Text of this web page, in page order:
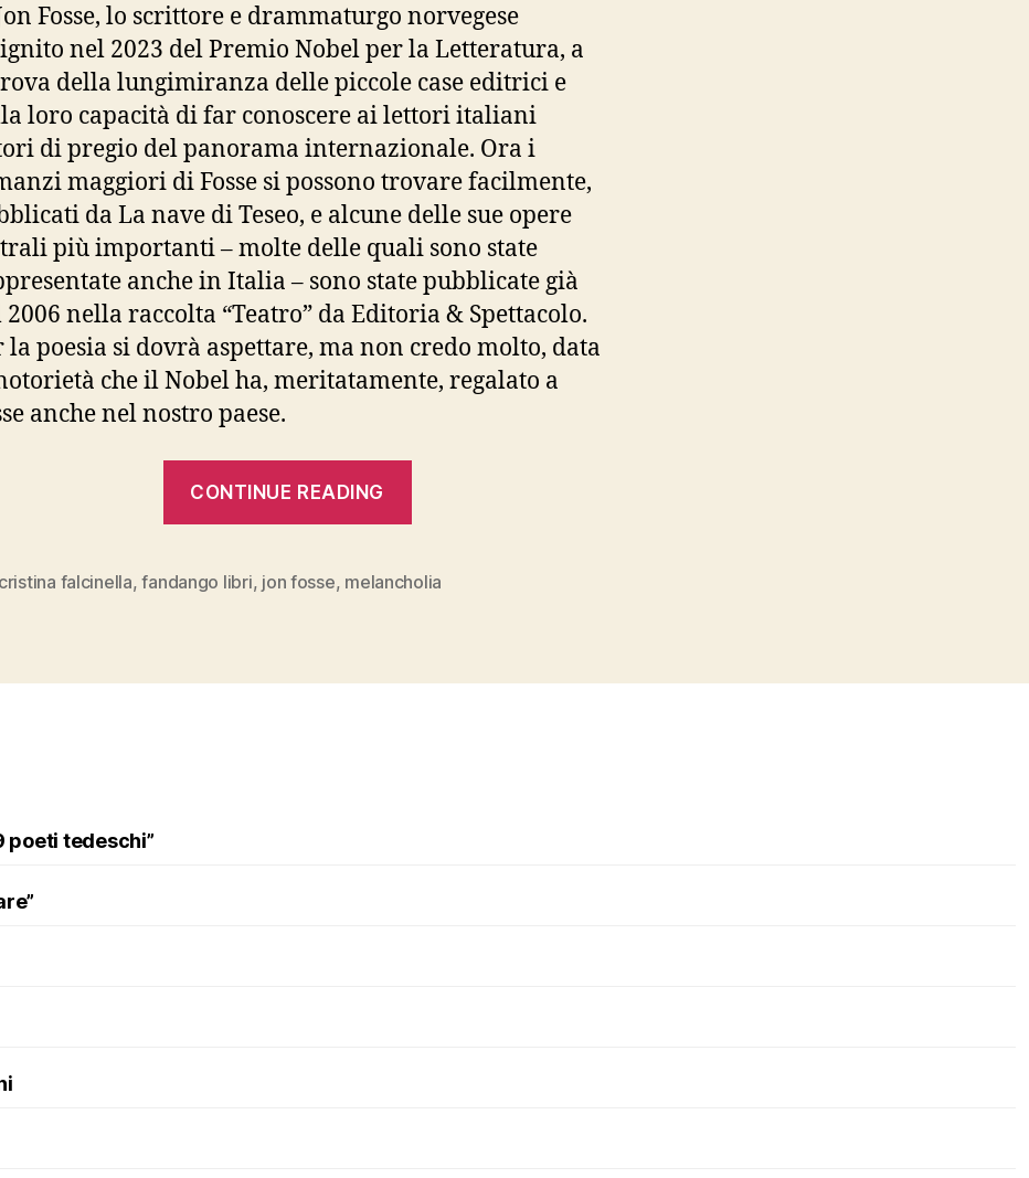
Fosse, lo scrittore e drammaturgo norvegese
nel 2023 del Premio Nobel per la Letteratura, a
della lungimiranza delle piccole case editrici e
loro capacità di far conoscere ai lettori italiani
di pregio del panorama internazionale. Ora i
maggiori di Fosse si possono trovare facilmente,
da La nave di Teseo, e alcune delle sue opere
più importanti – molte delle quali sono state
anche in Italia – sono state pubblicate già
2006 nella raccolta “Teatro” da Editoria & Spettacolo.
la poesia si dovrà aspettare, ma non credo molto, data
che il Nobel ha, meritatamente, regalato a
anche nel nostro paese.
CONTINUE READING
Fandango
cristina falcinella,fandango libri, jon fosse, melancholia
poeti tedeschi”